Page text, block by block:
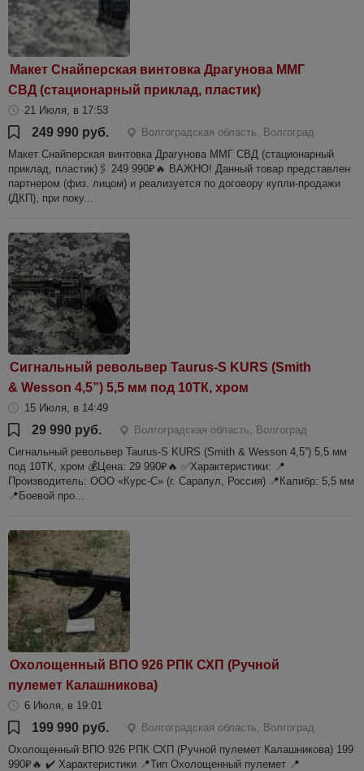
Макет Снайперская винтовка Драгунова ММГ
СВД (стационарный приклад, пластик)
21 Июля, в 17:53
249 990 руб.
Волгоградская область, Волгоград
Макет Снайперская винтовка Драгунова ММГ СВД (стационарный
приклад, пластик)🖇️ 249 990₽🔥 ВАЖНО! Данный товар представлен
партнером (физ. лицом) и реализуется по договору купли-продажи
(ДКП), при поку...
Сигнальный револьвер Taurus-S KURS (Smith
& Wesson 4,5”) 5,5 мм под 10ТК, хром
15 Июля, в 14:49
29 990 руб.
Волгоградская область, Волгоград
Сигнальный револьвер Taurus-S KURS (Smith & Wesson 4,5”) 5,5 мм
под 10ТК, хром 💰Цена: 29 990₽🔥 ✅Характеристики: 📍
Производитель: ООО «Курс-С» (г. Сарапул, Россия) 📍Калибр: 5,5 мм
📍Боевой про...
Охолощенный ВПО 926 РПК СХП (Ручной
пулемет Калашникова)
6 Июля, в 19:01
199 990 руб.
Волгоградская область, Волгоград
Охолощенный ВПО 926 РПК СХП (Ручной пулемет Калашникова) 199
990₽🔥 ✔️ Характеристики 📍Тип Охолощенный пулемет 📍